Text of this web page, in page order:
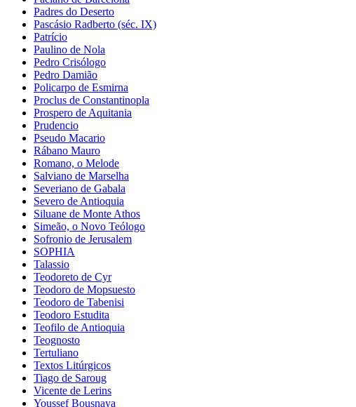
Padres do Deserto
Pascásio Radberto (séc. IX)
Patrício
Paulino de Nola
Pedro Crisólogo
Pedro Damião
Policarpo de Esmirna
Proclus de Constantinopla
Prospero de Aquitania
Prudencio
Pseudo Macario
Rábano Mauro
Romano, o Melode
Salviano de Marselha
Severiano de Gabala
Severo de Antioquia
Siluane de Monte Athos
Simeão, o Novo Teólogo
Sofronio de Jerusalem
SOPHIA
Talassio
Teodoreto de Cyr
Teodoro de Mopsuesto
Teodoro de Tabenisi
Teodoro Estudita
Teofilo de Antioquia
Teognosto
Tertuliano
Textos Litúrgicos
Tiago de Saroug
Vicente de Lerins
Youssef Bousnaya